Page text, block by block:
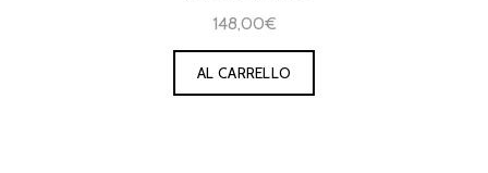
148,00€
AL CARRELLO